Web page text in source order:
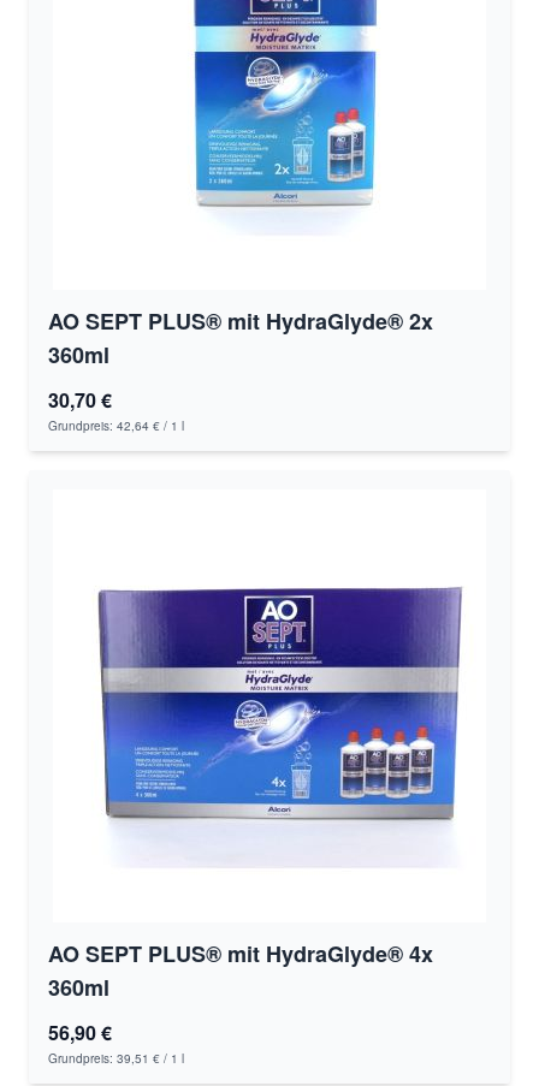
AO SEPT PLUS® mit HydraGlyde® 2x
360ml
30,70 €
Grundpreis: 42,64 € / 1 l
AO SEPT PLUS® mit HydraGlyde® 4x
360ml
56,90 €
Grundpreis: 39,51 € / 1 l